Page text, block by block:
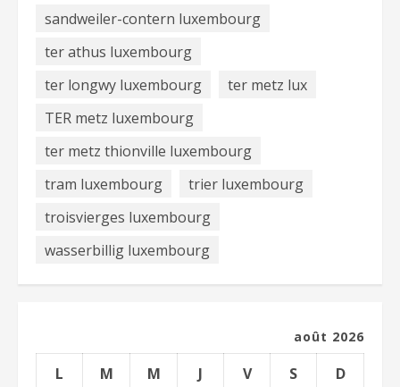
sandweiler-contern luxembourg
ter athus luxembourg
ter longwy luxembourg
ter metz lux
TER metz luxembourg
ter metz thionville luxembourg
tram luxembourg
trier luxembourg
troisvierges luxembourg
wasserbillig luxembourg
août 2026
L M M J V S D